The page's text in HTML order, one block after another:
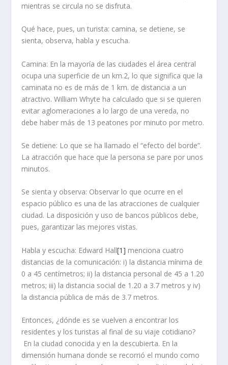
mientras se circula no se disfruta.
Qué hace, pues, un turista: camina, se detiene, se
sienta, observa, habla y escucha.
Camina: En la mayoría de las ciudades el área central
ocupa una superficie de un km.2, lo que significa que la
caminata no es de más de 1 km. de distancia a un
atractivo. William Whyte ha calculado que si se quieren
evitar aglomeraciones a lo largo de una vereda, no
debe haber más de 13 peatones por minuto por metro.
Se detiene: Lo que se ha llamado el “efecto del borde”.
La atracción que hace que la persona se pare por unos
minutos.
Se sienta y observa: Observar lo que ocurre en el
espacio público es una de las atracciones de cualquier
ciudad. La disposición y uso de bancos públicos debe,
pues, garantizar las mejores vistas.
Habla y escucha: Edward Hall[1] menciona cuatro
distancias de la comunicación: i) la distancia mínima de
0 a 45 centímetros; ii) la distancia personal de 45 a 1.20
metros; iii) la distancia social de 1.20 a 3.7 metros y iv)
la distancia pública de más de 3.7 metros.
Entonces, ¿dónde es se vuelven a encontrar los
residentes y los turistas al final de su viaje cotidiano?
En la ciudad conocida y en la descubierta. En la
dimensión humana donde se recorrió el mundo como